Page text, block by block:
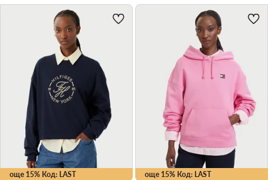
още 15% Код: LAST още 15% Код: LAST